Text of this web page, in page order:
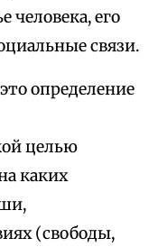
человека, его
связи.
определение
целью
каких
(свободы,